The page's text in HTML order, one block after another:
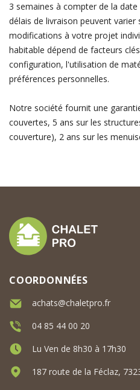
3 semaines à compter de la
délais de livraison peuvent
modifications à votre projet
habitable dépend de facteurs
configuration, l'utilisation de
préférences personnelles.
Notre société fournit une
couvertes, 5 ans sur les
couverture), 2 ans sur les
COORDONNÉES
achats@chaletpro.fr
04 85 44 00 20
Lu Ven de 8h30 à 17h30
187 route de la Féclaz,